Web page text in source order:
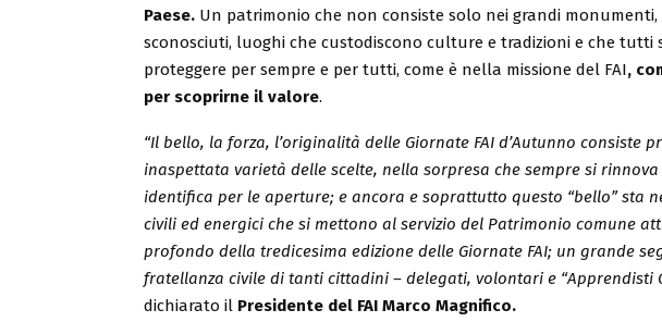
Paese. Un patrimonio che non consiste solo nei grandi monumenti,
sconosciuti, luoghi che custodiscono culture e tradizioni e che tutti
proteggere per sempre e per tutti, come è nella missione del FAI,
per scoprirne il valore.
“Il bello, la forza, l’originalità delle Giornate FAI d’Autunno consiste
inaspettata varietà delle scelte, nella sorpresa che sempre si
identifica per le aperture; e ancora e soprattutto questo “bello” sta
civili ed energici che si mettono al servizio del Patrimonio comune
profondo della tredicesima edizione delle Giornate FAI; un grande
fratellanza civile di tanti cittadini – delegati, volontari e “Apprendisti
dichiarato il Presidente del FAI Marco Magnifico.